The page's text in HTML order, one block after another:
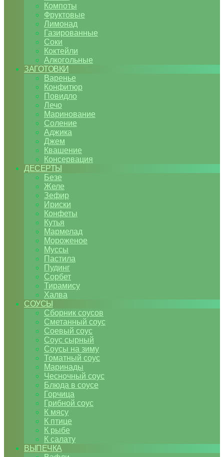
Компоты
Фруктовые
Лимонад
Газированные
Соки
Коктейли
Алкогольные
ЗАГОТОВКИ
Варенье
Конфитюр
Повидло
Лечо
Маринование
Соление
Аджика
Джем
Квашение
Консервация
ДЕСЕРТЫ
Безе
Желе
Зефир
Ириски
Конфеты
Кутья
Мармелад
Мороженое
Муссы
Пастила
Пудинг
Сорбет
Тирамису
Халва
СОУСЫ
Сборник соусов
Сметанный соус
Соевый соус
Соус сырный
Соусы на зиму
Томатный соус
Маринады
Чесночный соус
Блюда в соусе
Горчица
Грибной соус
К мясу
К птице
К рыбе
К салату
ВЫПЕЧКА